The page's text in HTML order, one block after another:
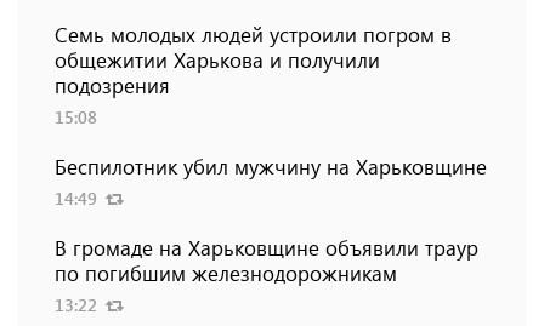
Семь молодых людей устроили погром в
общежитии Харькова и получили
подозрения
15:08
Беспилотник убил мужчину на Харьковщине
14:49
В громаде на Харьковщине объявили траур
по погибшим железнодорожникам
13:22